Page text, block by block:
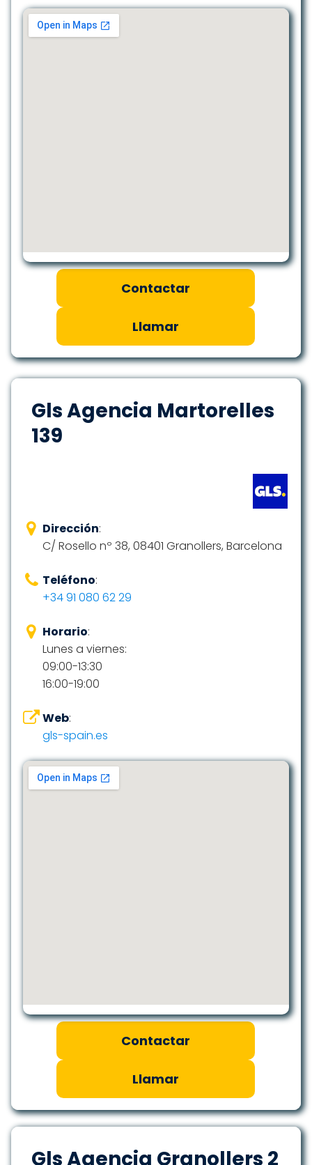
Contactar
Llamar
Gls Agencia Martorelles
139
Dirección:
C/ Rosello nº 38, 08401 Granollers, Barcelona
Teléfono:
+34 91 080 62 29
Horario:
Lunes a viernes:
09:00-13:30
16:00-19:00
Web:
gls-spain.es
Contactar
Llamar
Gls Agencia Granollers 2